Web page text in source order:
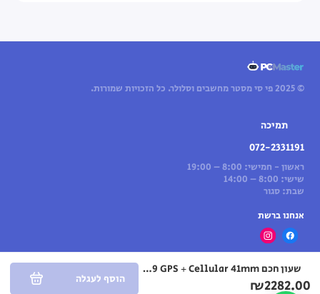
שעון חכם Apple Watch Series-9 GPS + Cellular 41mm עם רצועה Starlight Sport Band בגודל S/M
₪2282.00 הוסף לעגלה
© 2025 פי סי מסטר מחשבים וסלולר. כל הזכויות שמורות.
תמיכה
072-2331191
ראשון - חמישי: 8:00 – 19:00
שישי: 8:00 – 14:00
שבת: סגור
אנחנו ברשת